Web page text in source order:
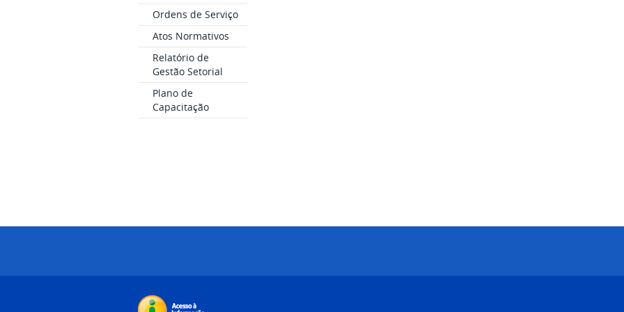
Ordens de Serviço
Atos Normativos
Relatório de
Gestão Setorial
Plano de
Capacitação